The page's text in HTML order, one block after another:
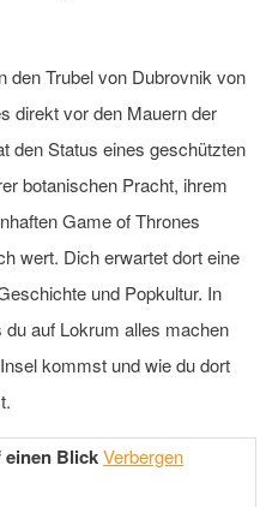
den Trubel von Dubrovnik von
direkt vor den Mauern der
den Status eines geschützten
botanischen Pracht, ihrem
Game of Thrones
wert. Dich erwartet dort eine
und Popkultur. In
auf Lokrum alles machen
kommst und wie du dort
BlickVerbergen